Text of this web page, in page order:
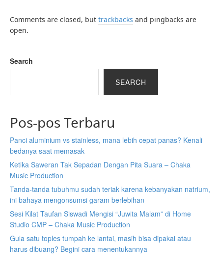
Comments are closed, but trackbacks and pingbacks are
open.
Search
SEARCH
Pos-pos Terbaru
Panci aluminium vs stainless, mana lebih cepat panas? Kenali
bedanya saat memasak
Ketika Saweran Tak Sepadan Dengan Pita Suara – Chaka
Music Production
Tanda-tanda tubuhmu sudah teriak karena kebanyakan natrium,
ini bahaya mengonsumsi garam berlebihan
Sesi Kilat Taufan Siswadi Mengisi “Juwita Malam” di Home
Studio CMP – Chaka Music Production
Gula satu toples tumpah ke lantai, masih bisa dipakai atau
harus dibuang? Begini cara menentukannya